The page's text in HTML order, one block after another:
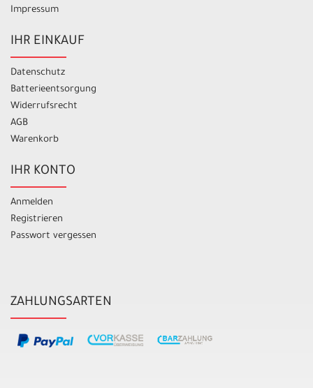
Impressum
IHR EINKAUF
Datenschutz
Batterieentsorgung
Widerrufsrecht
AGB
Warenkorb
IHR KONTO
Anmelden
Registrieren
Passwort vergessen
ZAHLUNGSARTEN